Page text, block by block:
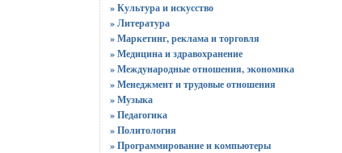
» Культура и искусство
» Литература
» Маркетинг, реклама и торговля
» Медицина и здравохранение
» Международные отношения, экономика
» Менеджмент и трудовые отношения
» Музыка
» Педагогика
» Политология
» Программирование и компьютеры